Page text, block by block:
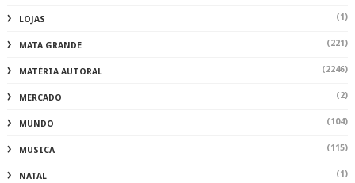
LOJAS (1)
MATA GRANDE (221)
MATÉRIA AUTORAL (2246)
MERCADO (2)
MUNDO (104)
MUSICA (115)
NATAL (1)